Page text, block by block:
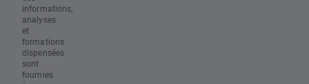
informations,
analyses
et
formations
dispensées
sont
fournies